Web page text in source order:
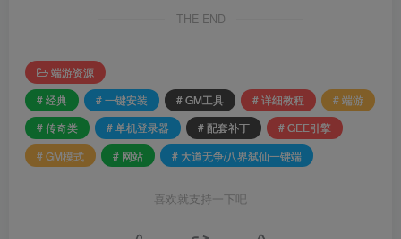
THE END
端游资源
# 经典
# 一键安装 # GM工具 # 详细教程
# 端游
# 传奇类
# 单机登录器 # 配套补丁
# GEE引擎
# GM模式
# 网站 # 大道无争/八界弑仙一键端
喜欢就支持一下吧